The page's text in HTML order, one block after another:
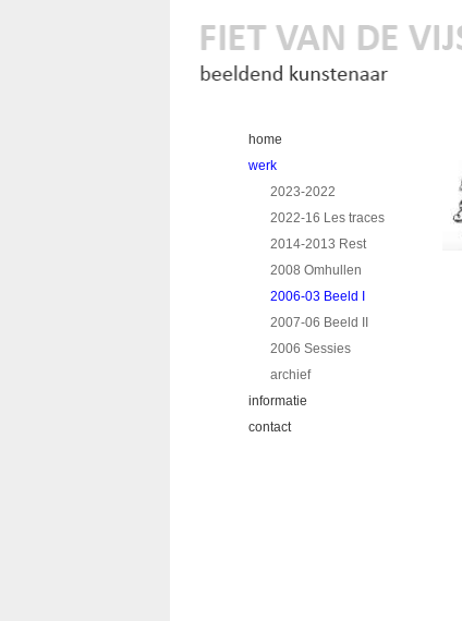
home
werk
2023-2022
2022-16 Les traces
2014-2013 Rest
2008 Omhullen
2006-03 Beeld I
2007-06 Beeld II
2006 Sessies
archief
informatie
contact